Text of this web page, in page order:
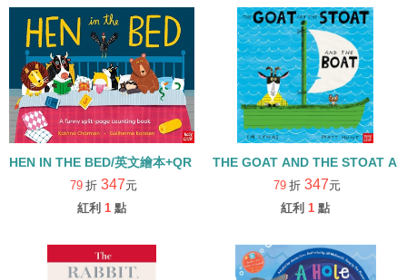
HEN IN THE BED/英文繪本+QR CODE (中譯:過去一點)
79 折 347元
紅利 1 點
THE GOAT AND THE STOAT
79 折 347元
紅利 1 點